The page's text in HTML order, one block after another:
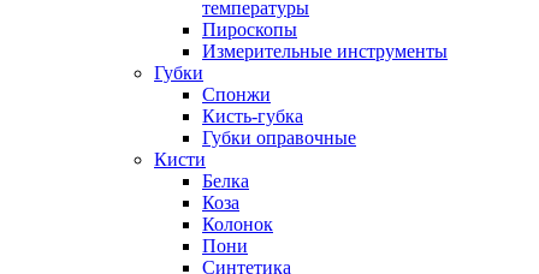
температуры
Пироскопы
Измерительные инструменты
Губки
Спонжи
Кисть-губка
Губки оправочные
Кисти
Белка
Коза
Колонок
Пони
Синтетика